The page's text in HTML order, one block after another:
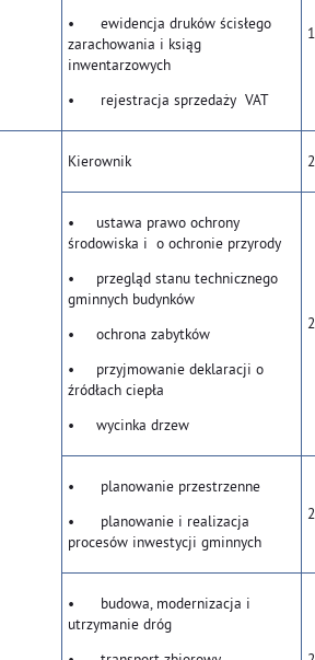
• ewidencja druków ścisłego
zarachowania i ksiąg
inwentarzowych
• rejestracja sprzedaży VAT
Kierownik
• ustawa prawo ochrony
środowiska i o ochronie przyrody
• przegląd stanu technicznego
gminnych budynków
• ochrona zabytków
• przyjmowanie deklaracji o
źródłach ciepła
• wycinka drzew
• planowanie przestrzenne
• planowanie i realizacja
procesów inwestycji gminnych
• budowa, modernizacja i
utrzymanie dróg